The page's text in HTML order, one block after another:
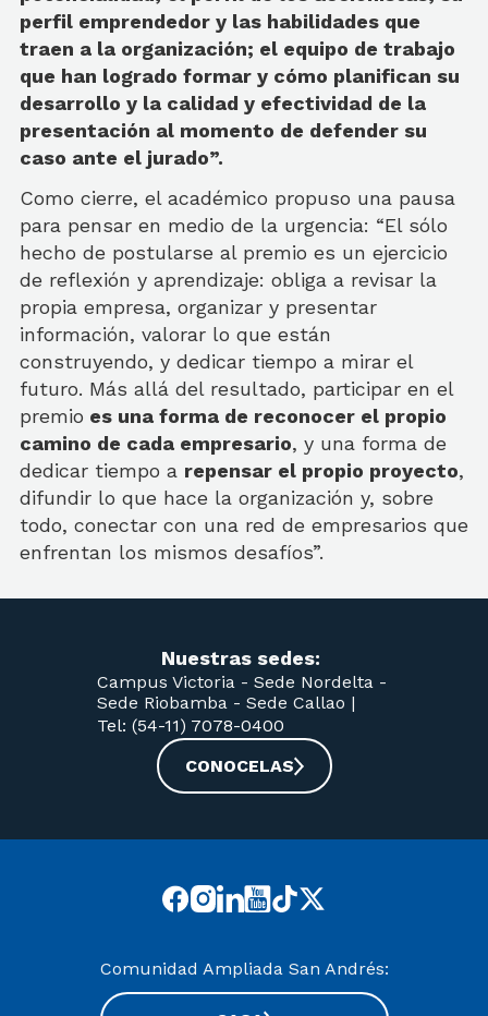
perfil emprendedor y las habilidades que
traen a la organización; el equipo de trabajo
que han logrado formar y cómo planifican su
desarrollo y la calidad y efectividad de la
presentación al momento de defender su
caso ante el jurado”.
Como cierre, el académico propuso una pausa
para pensar en medio de la urgencia: “El sólo
hecho de postularse al premio es un ejercicio
de reflexión y aprendizaje: obliga a revisar la
propia empresa, organizar y presentar
información, valorar lo que están
construyendo, y dedicar tiempo a mirar el
futuro. Más allá del resultado, participar en el
premio es una forma de reconocer el propio
camino de cada empresario, y una forma de
dedicar tiempo a repensar el propio proyecto,
difundir lo que hace la organización y, sobre
todo, conectar con una red de empresarios que
enfrentan los mismos desafíos”.
Nuestras sedes:
Campus Victoria - Sede Nordelta -
Sede Riobamba - Sede Callao |
Tel: (54-11) 7078-0400
CONOCELAS
Comunidad Ampliada San Andrés: